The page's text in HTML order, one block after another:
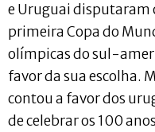
e Uruguai disputaram
primeira Copa do
olímpicas do sul-
favor da sua escolha.
contou a favor dos
de celebrar os 100